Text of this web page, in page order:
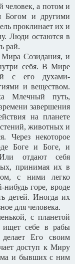
человек, а потом и
Богом и другими
проклинает их и
Люди остаются в
рай.
Созидания, и
себя. В Мире
с его духами-
и веществом.
Млечный путь,
завершения
на планете
животных и
Через некоторое
Боге и Боге, и
отдают себя
принимая их в
с ними легко
горе, вроде
детей. Иногда их
для человека.
с планетой
ищет себе в рабы
Его своим
доступ к Миру
и бывших с ним